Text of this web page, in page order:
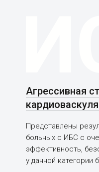
Агрессивная
Представлены
больных с ИБС с
эффективность,
у данной категории